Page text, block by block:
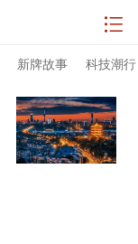
新牌故事 科技潮行